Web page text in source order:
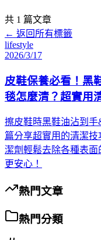
共 1 篇文章
← 返回所有標籤
lifestyle
2026/3/17
皮鞋保養必看！黑
毯怎麼清？超實用
擦皮鞋時黑鞋油沾到手
篇分享超實用的清潔技
潔劑輕鬆去除各種表
更安心！
熱門文章
熱門分類